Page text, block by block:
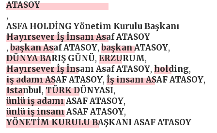
ATASOY
,
ASFA HOLDİNG Yönetim Kurulu Başkanı
Hayırsever İş İnsanı Asaf ATASOY
,başkan Asaf ATASOY,başkan ATASOY,
DÜNYA BARIŞ GÜNÜ,ERZURUM,
Hayırsever İş İnsanı Asaf ATASOY,holding,
iş adamı ASAF ATASOY,İş insanı ASAF ATASOY,
Istanbul,TÜRK DÜNYASI,
ünlü iş adamı ASAF ATASOY,
ünlü iş insanı ASAF ATASOY,
YÖNETİM KURULU BAŞKANI ASAF ATASOY